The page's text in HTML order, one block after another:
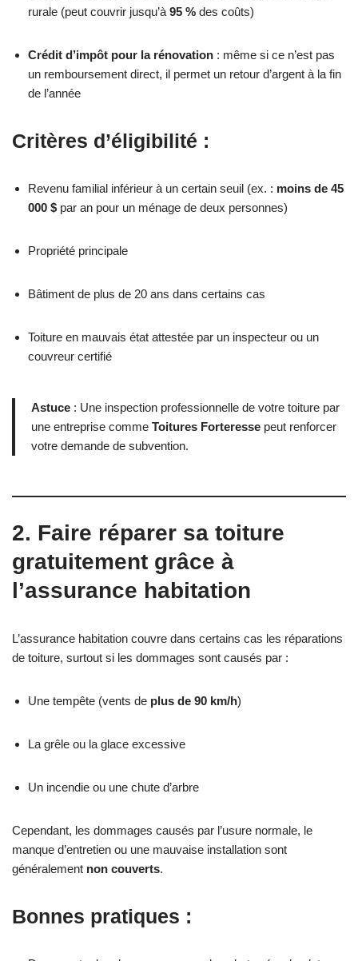
rurale (peut couvrir jusqu’à 95 % des coûts)
Crédit d’impôt pour la rénovation : même si ce n’est pas
un remboursement direct, il permet un retour d’argent à la fin
de l’année
Critères d’éligibilité :
Revenu familial inférieur à un certain seuil (ex. : moins de 45
000 $ par an pour un ménage de deux personnes)
Propriété principale
Bâtiment de plus de 20 ans dans certains cas
Toiture en mauvais état attestée par un inspecteur ou un
couvreur certifié
Astuce : Une inspection professionnelle de votre toiture par
une entreprise comme Toitures Forteresse peut renforcer
votre demande de subvention.
2. Faire réparer sa toiture
gratuitement grâce à
l’assurance habitation
L’assurance habitation couvre dans certains cas les réparations
de toiture, surtout si les dommages sont causés par :
Une tempête (vents de plus de 90 km/h)
La grêle ou la glace excessive
Un incendie ou une chute d’arbre
Cependant, les dommages causés par l’usure normale, le
manque d’entretien ou une mauvaise installation sont
généralement non couverts.
Bonnes pratiques :